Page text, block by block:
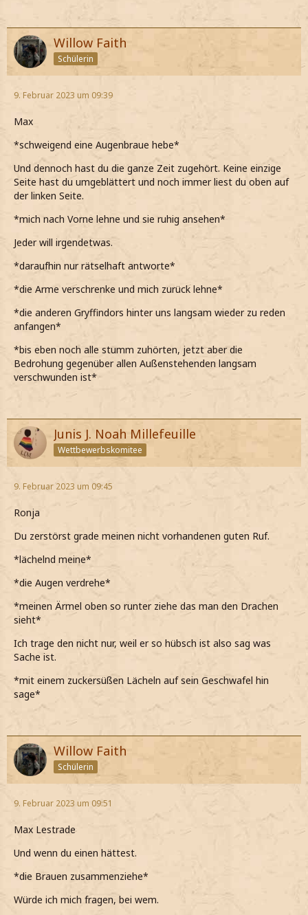
Willow Faith
Schülerin
9. Februar 2023 um 09:39
Max
*schweigend eine Augenbraue hebe*
Und dennoch hast du die ganze Zeit zugehört. Keine einzige
Seite hast du umgeblättert und noch immer liest du oben auf
der linken Seite.
*mich nach Vorne lehne und sie ruhig ansehen*
Jeder will irgendetwas.
*daraufhin nur rätselhaft antworte*
*die Arme verschrenke und mich zurück lehne*
*die anderen Gryffindors hinter uns langsam wieder zu reden
anfangen*
*bis eben noch alle stumm zuhörten, jetzt aber die
Bedrohung gegenüber allen Außenstehenden langsam
verschwunden ist*
Junis J. Noah Millefeuille
Wettbewerbskomitee
9. Februar 2023 um 09:45
Ronja
Du zerstörst grade meinen nicht vorhandenen guten Ruf.
*lächelnd meine*
*die Augen verdrehe*
*meinen Ärmel oben so runter ziehe das man den Drachen
sieht*
Ich trage den nicht nur, weil er so hübsch ist also sag was
Sache ist.
*mit einem zuckersüßen Lächeln auf sein Geschwafel hin
sage*
Willow Faith
Schülerin
9. Februar 2023 um 09:51
Max Lestrade
Und wenn du einen hättest.
*die Brauen zusammenziehe*
Würde ich mich fragen, bei wem.